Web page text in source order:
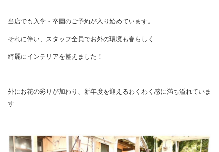
当店でも入学・卒園のご予約が入り始めています。
それに伴い、スタッフ全員でお外の環境も春らしく
綺麗にインテリアを整えました！
外にお花の彩りが加わり、新年度を迎えるわくわく感に満ち溢れていま
す